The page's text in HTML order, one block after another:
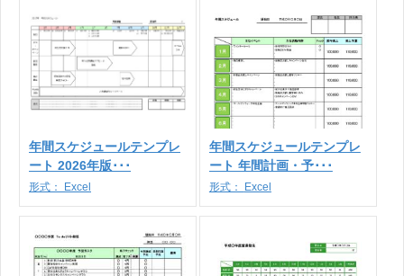
年間スケジュールテンプレ
ート 2026年版･･･
形式： Excel
年間スケジュールテンプレ
ート 年間計画・予･･･
形式： Excel